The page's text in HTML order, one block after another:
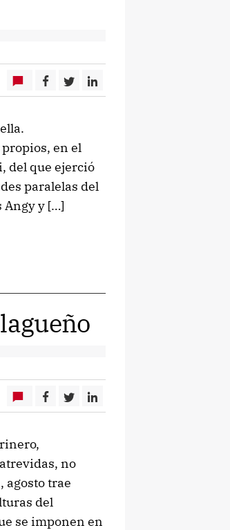
en el
del que ejerció
paralelas del
Angy y […]
no
agosto trae
del
se imponen en